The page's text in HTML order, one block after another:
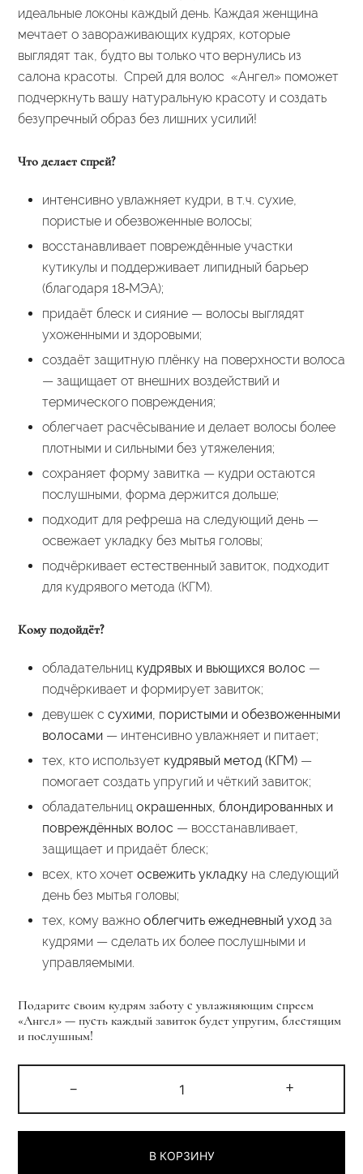
идеальные локоны каждый день. Каждая женщина
мечтает о завораживающих кудрях, которые
выглядят так, будто вы только что вернулись из
салона красоты. Спрей для волос «Ангел» поможет
подчеркнуть вашу натуральную красоту и создать
безупречный образ без лишних усилий!
Что делает спрей?
интенсивно увлажняет кудри, в т. ч. сухие,
пористые и обезвоженные волосы;
восстанавливает повреждённые участки
кутикулы и поддерживает липидный барьер
(благодаря 18‑МЭА);
придаёт блеск и сияние — волосы выглядят
ухоженными и здоровыми;
создаёт защитную плёнку на поверхности волоса
— защищает от внешних воздействий и
термического повреждения;
облегчает расчёсывание и делает волосы более
плотными и сильными без утяжеления;
сохраняет форму завитка — кудри остаются
послушными, форма держится дольше;
подходит для рефреша на следующий день —
освежает укладку без мытья головы;
подчёркивает естественный завиток, подходит
для кудрявого метода (КГМ).
Кому подойдёт?
обладательниц кудрявых и вьющихся волос —
подчёркивает и формирует завиток;
девушек с сухими, пористыми и обезвоженными
волосами— интенсивно увлажняет и питает;
тех, кто использует кудрявый метод (КГМ)—
помогает создать упругий и чёткий завиток;
обладательниц окрашенных, блондированных и
повреждённых волос — восстанавливает,
защищает и придаёт блеск;
всех, кто хочет освежить укладкуна следующий
день без мытья головы;
тех, кому важно облегчить ежедневный уходза
кудрями — сделать их более послушными и
управляемыми.
Подарите своим кудрям заботу с увлажняющим спреем
«Ангел» — пусть каждый завиток будет упругим, блестящим
и послушным!
-
товара
Спрей
кудрей
+
В КОРЗИНУ